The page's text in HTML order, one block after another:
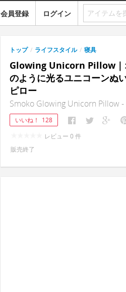
会員登録 ログイン
トップ / ライフスタイル / 寝具
Glowing Unicorn Pillow｜
のように光るユニコーンぬ
ピロー
Smoko Glowing Unicorn Pillow
いいね！
128
レビュー 0 件
販売終了